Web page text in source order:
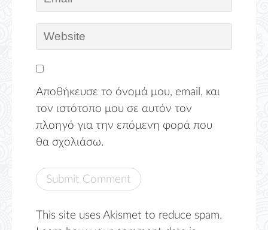
Αποθήκευσε το όνομά μου, email, και
τον ιστότοπο μου σε αυτόν τον
πλοηγό για την επόμενη φορά που
θα σχολιάσω.
This site uses Akismet to reduce spam.